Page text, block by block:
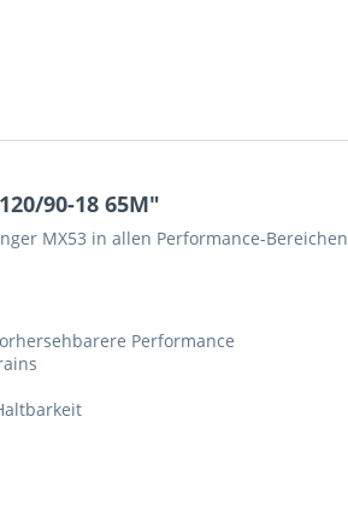
90-18 65M"
MX53 in allen Performance-
Performance